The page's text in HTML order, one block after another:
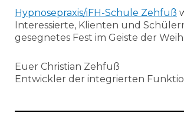
Hypnosepraxis/iFH-Schule Zehfuß
Interessierte, Klienten und
gesegnetes Fest im Geiste der
Euer Christian Zehfuß
Entwickler der integrierten